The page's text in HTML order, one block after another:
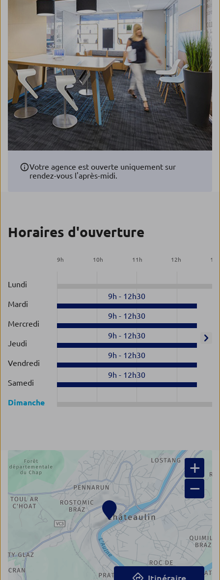
Votre agence est ouverte uniquement sur
rendez-vous l'après-midi.
Horaires d'ouverture
9h 10h 11 h 12h 13
Lundi
Mardi
9h - 12h30
Mercredi
9h - 12h30
Jeudi
9h - 12h30
Vendredi
9h - 12h30
Samedi
9h - 12h30
Dimanche
+
−
Itinéraire